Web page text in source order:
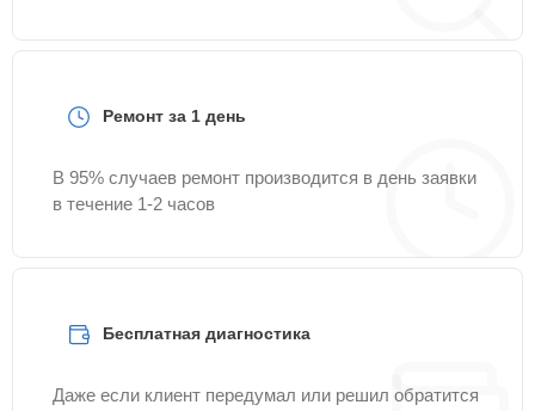
Ремонт за 1 день
В 95% случаев ремонт производится в день заявки
в течение 1-2 часов
Бесплатная диагностика
Даже если клиент передумал или решил обратится